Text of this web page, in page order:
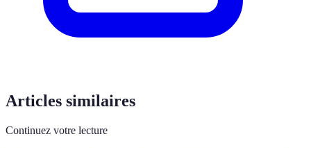
Articles similaires
Continuez votre lecture